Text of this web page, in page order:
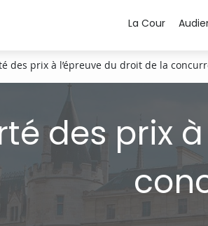
La Cour
des prix à l’épreuve du droit de la
des prix